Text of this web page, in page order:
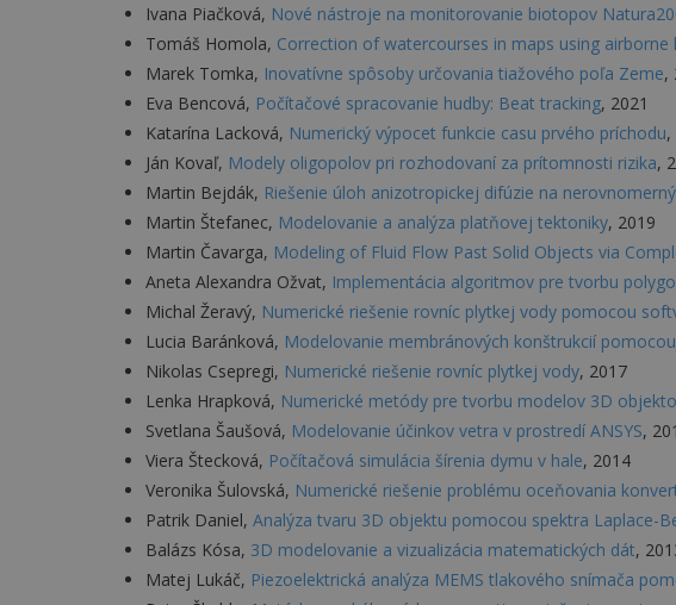
Ivana Piačková, Nové nástroje na monitorovanie biotopov
Tomáš Homola, Correction of watercourses in maps using airborne
Marek Tomka, Inovatívne spôsoby určovania tiažového poľa Zeme,
Eva Bencová, Počítačové spracovanie hudby: Beat tracking, 2021
Katarína Lacková, Numerický výpocet funkcie casu prvého príchodu,
Ján Kovaľ, Modely oligopolov pri rozhodovaní za prítomnosti rizika,
Martin Bejdák, Riešenie úloh anizotropickej difúzie na
Martin Štefanec, Modelovanie a analýza platňovej tektoniky, 2019
Martin Čavarga, Modeling of Fluid Flow Past Solid Objects via
Aneta Alexandra Ožvat, Implementácia algoritmov pre tvorbu
Michal Žeravý, Numerické riešenie rovníc plytkej vody pomocou
Lucia Baránková, Modelovanie membránových konštrukcií
Nikolas Csepregi, Numerické riešenie rovníc plytkej vody, 2017
Lenka Hrapková, Numerické metódy pre tvorbu modelov 3D
Svetlana Šaušová, Modelovanie účinkov vetra v prostredí ANSYS,
Viera Štecková, Počítačová simulácia šírenia dymu v hale, 2014
Veronika Šulovská, Numerické riešenie problému oceňovania
Patrik Daniel, Analýza tvaru 3D objektu pomocou spektra Laplace-
Balázs Kósa, 3D modelovanie a vizualizácia matematických dát,
Matej Lukáč, Piezoelektrická analýza MEMS tlakového snímača